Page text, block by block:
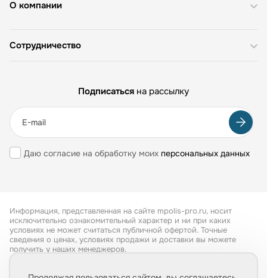
О компании
Сотрудничество
Подписаться на рассылку
Даю согласие на обработку моих персональных данных
Информация, представленная на сайте mpolis-pro.ru, носит
исключительно ознакомительный характер и ни при каких
условиях не может считаться публичной офертой. Точные
сведения о ценах, условиях продажи и доставки вы можете
получить у наших менеджеров.